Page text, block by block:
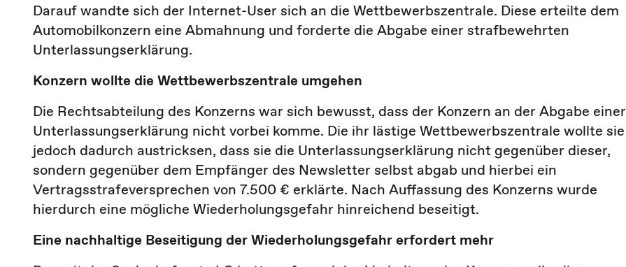
Darauf wandte sich der Internet-User sich an die Wettbewerbszentrale. Diese erteilte dem
Automobilkonzern eine Abmahnung und forderte die Abgabe einer strafbewehrten
Unterlassungserklärung.
Konzern wollte die Wettbewerbszentrale umgehen
Die Rechtsabteilung des Konzerns war sich bewusst, dass der Konzern an der Abgabe einer
Unterlassungserklärung nicht vorbei komme. Die ihr lästige Wettbewerbszentrale wollte sie
jedoch dadurch austricksen, dass sie die Unterlassungserklärung nicht gegenüber dieser,
sondern gegenüber dem Empfänger des Newsletter selbst abgab und hierbei ein
Vertragsstrafeversprechen von 7.500 € erklärte. Nach Auffassung des Konzerns wurde
hierdurch eine mögliche Wiederholungsgefahr hinreichend beseitigt.
Eine nachhaltige Beseitigung der Wiederholungsgefahr erfordert mehr